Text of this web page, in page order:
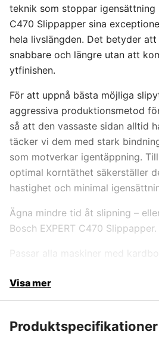
400
teknik som stoppar igensättning
C470 Slippapper sina
hela livslängden. Det betyder
snabbare och längre utan att
ytfinishen.
För att uppnå bästa möjliga
aggressiva produktionsmetod
så att den vassaste sidan alltid
täcker vi dem med stark
som motverkar igentäppning.
optimal korntäthet säkerställer
hastighet och minimal
Ägna mindre tid åt slipning –
Bosch EXPERT C470 Slippapper.
Passar alla maskiner med
Visa mer
Produktspecifikationer